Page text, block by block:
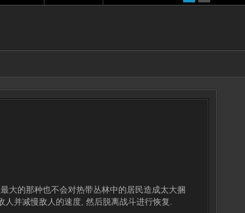
大的那种也不会对热带丛林中的居民造成太大捆
并减慢敌人的速度, 然后脱离战斗进行恢复.